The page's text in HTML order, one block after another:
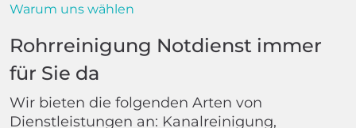
Warum uns wählen
Rohrreinigung Notdienst immer
für Sie da
Wir bieten die folgenden Arten von
Dienstleistungen an: Kanalreinigung,